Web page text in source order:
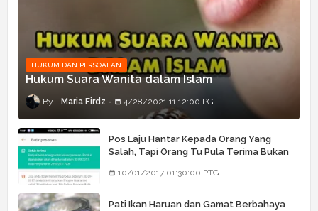
HUKUM DAN PERSOALAN
Hukum Suara Wanita dalam Islam
Maria Firdz 4/28/2021 11:12:00 PG
Pos Laju Hantar Kepada Orang Yang
Salah, Tapi Orang Tu Pula Terima Bukan
10/01/2017 01:30:00 PTG
Pati Ikan Haruan dan Gamat Berbahaya